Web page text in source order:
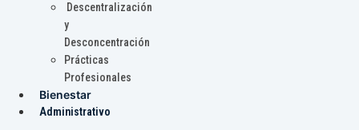
Descentralización
y
Desconcentración
Prácticas
Profesionales
Bienestar
Administrativo